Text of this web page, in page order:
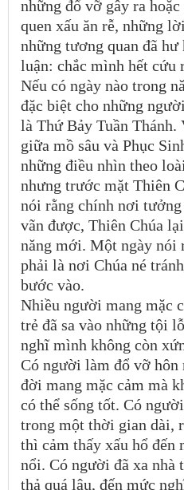
những đổ vỡ gây ra
quen xấu ăn rễ, những
những tương quan đã
luận: chắc mình hết cứu
Nếu có ngày nào trong
đặc biệt cho những
là Thứ Bảy Tuần Thánh.
giữa mồ sâu và Phục
những điều nhìn theo
nhưng trước mặt Thiên
nói rằng chính nơi
vãn được, Thiên Chúa
năng mới. Một ngày nói
phải là nơi Chúa né
bước vào.
Nhiều người mang mặc
trẻ đã sa vào những tội
nghĩ mình không còn
Có người làm đổ vỡ hôn
đời mang mặc cảm mà
có thể sống tốt. Có
trong một thời gian dài,
thì cảm thấy xấu hổ đến
nổi. Có người đã xa nhà
thả quá lâu, đến mức